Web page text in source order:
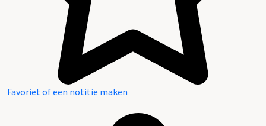
Favoriet of een notitie maken